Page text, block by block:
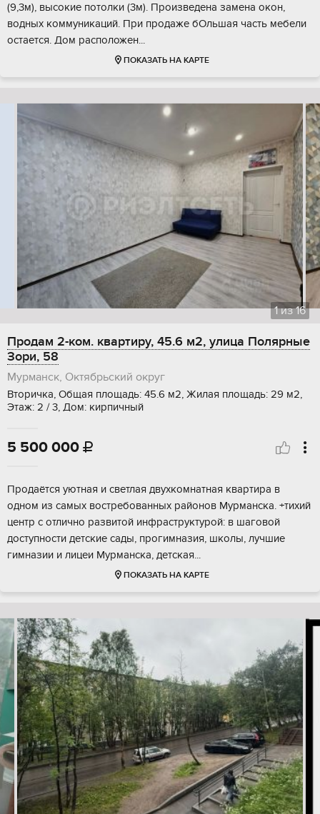
(9,3м), высокие потолки (3м). Произведена замена окон,
водных коммуникаций. При продаже бОльшая часть мебели
остается. Дом расположен...
ПОКАЗАТЬ НА КАРТЕ
1из16
Продам 2-ком. квартиру, 45.6 м2, улица Полярные
Зори, 58
Мурманск, Октябрьский округ
Вторичка, Общая площадь: 45.6 м2, Жилая площадь: 29 м2,
Этаж: 2 / 3, Дом: кирпичный
5 500 000 
Продаётся уютная и светлая двухкомнатная квартира в
одном из самых востребованных районов Мурманска. +тихий
центр с отлично развитой инфраструктурой: в шаговой
доступности детские сады, прогимназия, школы, лучшие
гимназии и лицеи Мурманска, детская...
ПОКАЗАТЬ НА КАРТЕ